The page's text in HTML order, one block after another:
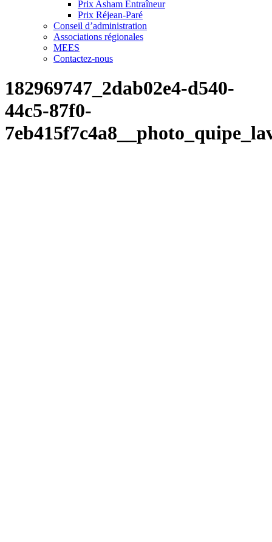
Prix Asham Entraîneur
Prix Réjean-Paré
Conseil d’administration
Associations régionales
MEES
Contactez-nous
182969747_2dab02e4-d540-
44c5-87f0-